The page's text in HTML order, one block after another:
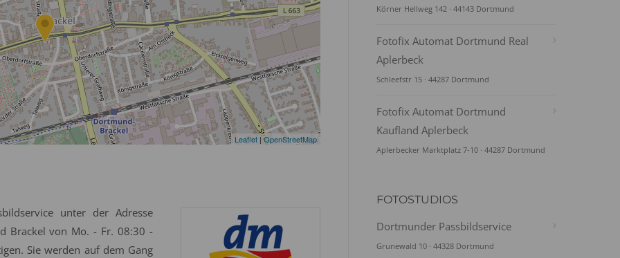
Leaflet |OpenStreetMap
unter der Adresse
Brackel von Mo. - Fr. 08:30 -
Sie werden auf dem Gang
Körner Hellweg 142 · 44143 Dortmund
Fotofix Automat Dortmund Real
Aplerbeck
Schleefstr 15 · 44287 Dortmund
Fotofix Automat Dortmund
Kaufland Aplerbeck
Aplerbecker Marktplatz 7-10 · 44287 Dortmund
FOTOSTUDIOS
Dortmunder Passbildservice
Grunewald 10 · 44328 Dortmund